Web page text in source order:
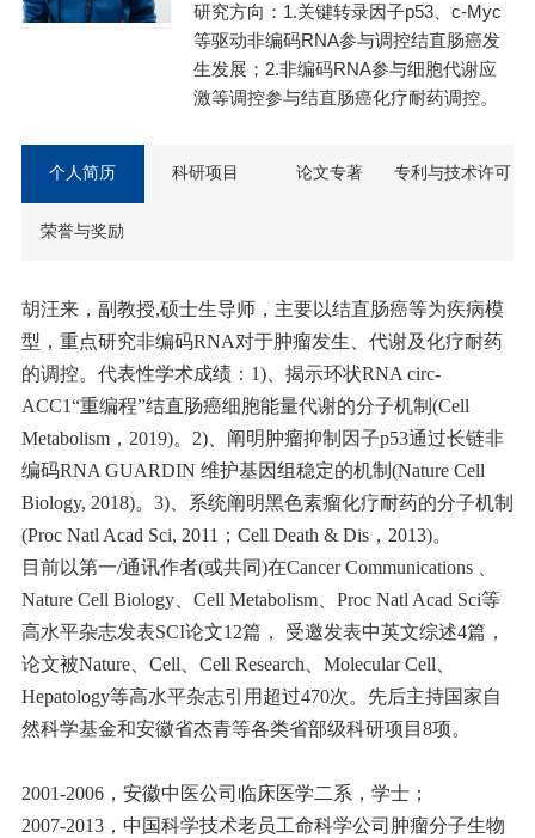
研究方向：1.关键转录因子p53、c-Myc
等驱动非编码RNA参与调控结直肠癌发
生发展；2.非编码RNA参与细胞代谢应
激等调控参与结直肠癌化疗耐药调控。
个人简历 科研项目 论文专著 专利与技术许可
荣誉与奖励
胡汪来，副教授,硕士生导师， 主要以结直肠癌等为疾病模
型，重点研究非编码RNA对于肿瘤发生、代谢及化疗耐药
的调控。代表性学术成绩：1)、揭示环状RNA circ-
ACC1“重编程”结直肠癌细胞能量代谢的分子机制(Cell
Metabolism，2019)。2)、阐明肿瘤抑制因子p53通过长链非
编码RNA GUARDIN 维护基因组稳定的机制(Nature Cell
Biology, 2018)。3)、系统阐明黑色素瘤化疗耐药的分子机制
(Proc Natl Acad Sci, 2011；Cell Death & Dis，2013)。
目前以第一/通讯作者(或共同)在Cancer Communications 、
Nature Cell Biology、Cell Metabolism、Proc Natl Acad Sci等
高水平杂志发表SCI论文12篇， 受邀发表中英文综述4篇，
论文被Nature、Cell、Cell Research、Molecular Cell、
Hepatology等高水平杂志引用超过470次。先后主持国家自
然科学基金和安徽省杰青等各类省部级科研项目8项。
2001-2006，安徽中医公司临床医学二系，学士；
2007-2013，中国科学技术老员工命科学公司肿瘤分子生物